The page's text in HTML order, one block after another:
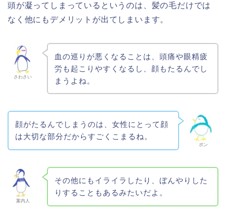
頭が凝ってしまっているというのは、髪の毛だけでは
なく他にもデメリットが出てしまいます。
さわさい
血の巡りが悪くなることは、頭痛や眼精疲
労も起こりやすくなるし、顔もたるんでし
まうよね。
ポン
顔がたるんでしまうのは、女性にとって顔
は大切な部分だからすごくこまるね。
案内人
その他にもイライラしたり、ぼんやりした
りすることもあるみたいだよ。